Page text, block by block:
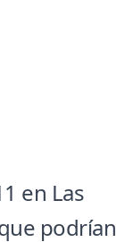
en Las
podrían